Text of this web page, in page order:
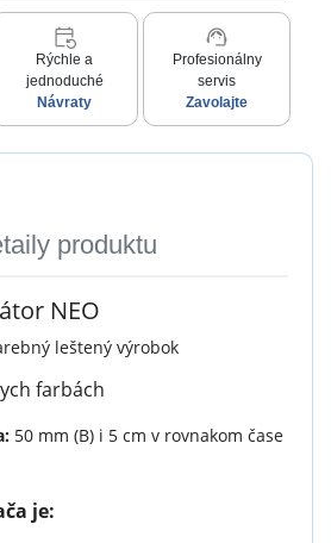
event_repeat
Rýchle a
jednoduché
Návraty
support_agent
Profesionálny
servis
Zavolajte
produktu
NEO
leštený výrobok
farbách
50 mm (B) i 5 cm v rovnakom čase
je: